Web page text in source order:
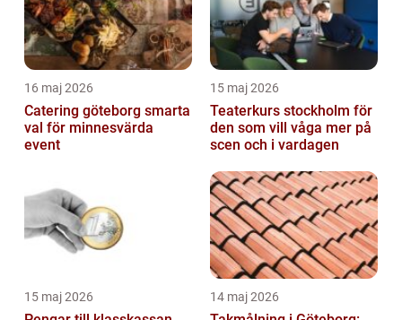
16 maj 2026
Catering göteborg smarta
val för minnesvärda
event
15 maj 2026
Teaterkurs stockholm för
den som vill våga mer på
scen och i vardagen
15 maj 2026 14 maj 2026